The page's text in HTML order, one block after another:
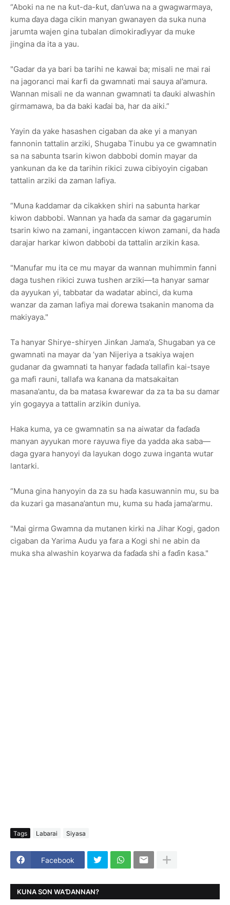
“Aboki na ne na ƙut-da-ƙut, ɗan’uwa na a gwagwarmaya,
kuma ɗaya daga cikin manyan gwanayen da suka nuna
jarumta wajen gina tubalan dimokiraɗiyyar da muke
jingina da ita a yau.
"Gadar da ya bari ba tarihi ne kawai ba; misali ne mai rai
na jagoranci mai ƙarfi da gwamnati mai sauya al’amura.
Wannan misali ne da wannan gwamnati ta ɗauki alwashin
girmamawa, ba da baki kaɗai ba, har da aiki.”
Yayin da yake hasashen cigaban da ake yi a manyan
fannonin tattalin arziki, Shugaba Tinubu ya ce gwamnatin
sa na sabunta tsarin kiwon dabbobi domin mayar da
yankunan da ke da tarihin rikici zuwa cibiyoyin cigaban
tattalin arziki da zaman lafiya.
“Muna ƙaddamar da cikakken shiri na sabunta harkar
kiwon dabbobi. Wannan ya haɗa da samar da gagarumin
tsarin kiwo na zamani, ingantaccen kiwon zamani, da haɗa
darajar harkar kiwon dabbobi da tattalin arzikin ƙasa.
"Manufar mu ita ce mu mayar da wannan muhimmin fanni
daga tushen rikici zuwa tushen arziki—ta hanyar samar
da ayyukan yi, tabbatar da wadatar abinci, da kuma
wanzar da zaman lafiya mai ɗorewa tsakanin manoma da
makiyaya."
Ta hanyar Shirye-shiryen Jinƙan Jama’a, Shugaban ya ce
gwamnati na mayar da ’yan Nijeriya a tsakiya wajen
gudanar da gwamnati ta hanyar faɗaɗa tallafin kai-tsaye
ga mafi rauni, tallafa wa ƙanana da matsakaitan
masana’antu, da ba matasa ƙwarewar da za ta ba su damar
yin gogayya a tattalin arzikin duniya.
Haka kuma, ya ce gwamnatin sa na aiwatar da faɗaɗa
manyan ayyukan more rayuwa fiye da yadda aka saba—
daga gyara hanyoyi da layukan dogo zuwa inganta wutar
lantarki.
“Muna gina hanyoyin da za su haɗa kasuwannin mu, su ba
da kuzari ga masana’antun mu, kuma su haɗa jama’armu.
"Mai girma Gwamna da mutanen kirki na Jihar Kogi, gadon
cigaban da Yarima Audu ya fara a Kogi shi ne abin da
muka sha alwashin koyarwa da faɗaɗa shi a faɗin ƙasa."
Tags Labarai Siyasa
Facebook
KUNA SON WAƊANNAN?